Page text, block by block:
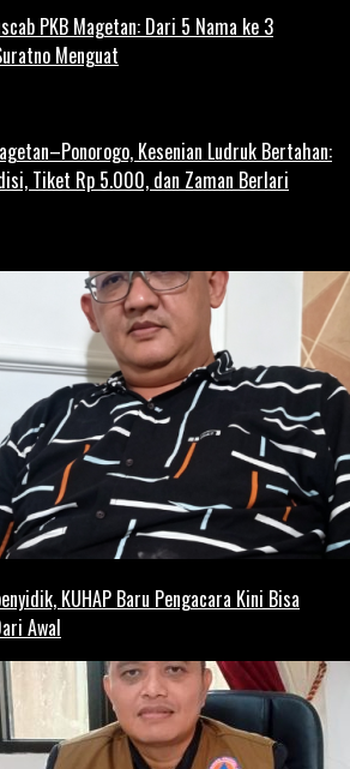
PKB Magetan: Dari 5 Nama ke 3
Menguat
Kesenian Ludruk Bertahan:
Tiket Rp 5.000, dan Zaman Berlari
KUHAP Baru Pengacara Kini Bisa
Awal